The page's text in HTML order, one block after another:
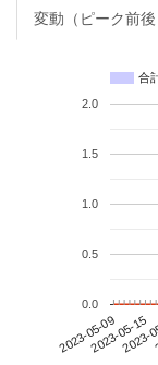
変動（ピーク前後
合
2023-05-092023-05-15
0.0
0.5
1.0
1.5
2.0